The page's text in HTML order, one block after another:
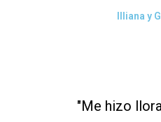
Illiana y
"Me hizo